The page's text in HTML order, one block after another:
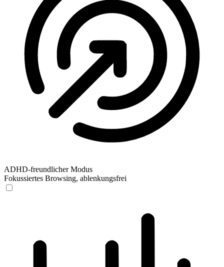
ADHD-freundlicher Modus
Fokussiertes Browsing, ablenkungsfrei